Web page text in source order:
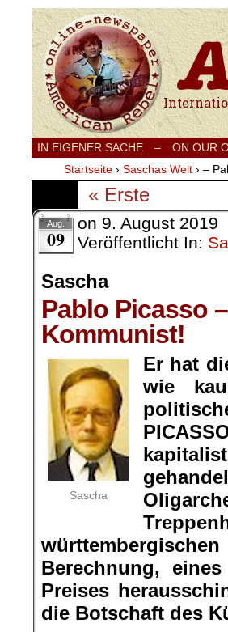
Internationale
IN EIGENER SACHE – ON OUR
Startseite › Saschas Welt › –
« Erste
Aug.
09
on 9. August 2019
Veröffentlicht In:
Sascha
Pablo Picasso
Kommunist!
Sascha
Er hat
wie
Berechnung,
Preises
die Botschaft des